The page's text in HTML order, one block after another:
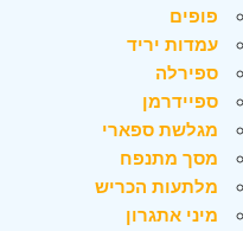
פופים
עמדות יריד
ספירלה
ספיידרמן
מגלשת ספארי
מסך מתנפח
מלתעות הכריש
מיני אתגרון